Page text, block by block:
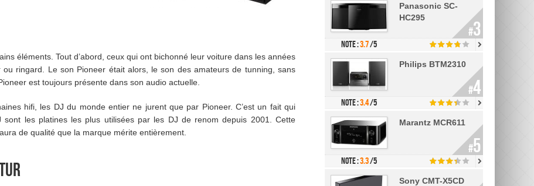
éléments. Tout d’abord, ceux qui ont bichonné leur voiture dans les années
ou ringard. Le son Pioneer était alors, le son des amateurs de tunning, sans
est toujours présente dans son audio actuelle.
hifi, les DJ du monde entier ne jurent que par Pioneer. C’est un fait qui
sont les platines les plus utilisées par les DJ de renom depuis 2001. Cette
de qualité que la marque mérite entièrement.
Panasonic SC-
HC295
Note :3.7/5
#3
Philips BTM2310
Note :3.4/5
#4
Marantz MCR611
Note :3.3/5
#5
Sony CMT-X5CD